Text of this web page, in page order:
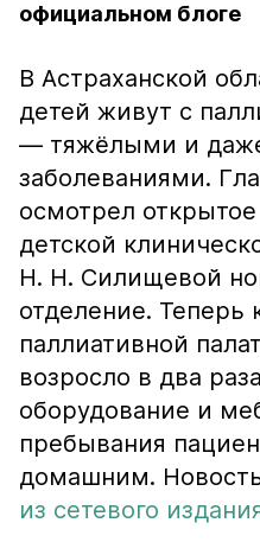
официальном блоге
В Астраханской
детей живут с
— тяжёлыми и
заболеваниями.
осмотрел
детской
Н. Н. Силищевой
отделение. Теперь
паллиативной
возросло в два
оборудование и
пребывания
домашним.
из сетевого